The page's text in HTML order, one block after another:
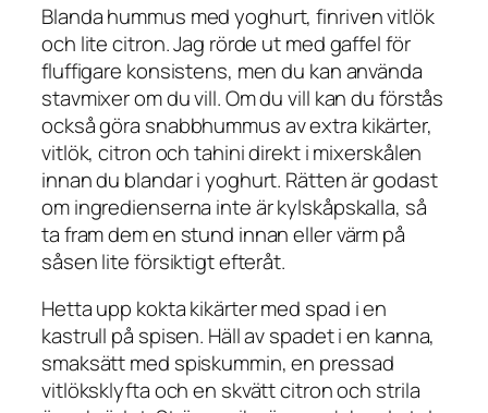
Blanda hummus med yoghurt, finriven vitlök
och lite citron. Jag rörde ut med gaffel för
fluffigare konsistens, men du kan använda
stavmixer om du vill. Om du vill kan du förstås
också göra snabbhummus av extra kikärter,
vitlök, citron och tahini direkt i mixerskålen
innan du blandar i yoghurt. Rätten är godast
om ingredienserna inte är kylskåpskalla, så
ta fram dem en stund innan eller värm på
såsen lite försiktigt efteråt.
Hetta upp kokta kikärter med spad i en
kastrull på spisen. Häll av spadet i en kanna,
smaksätt med spiskummin, en pressad
vitlöksklyfta och en skvätt citron och strila